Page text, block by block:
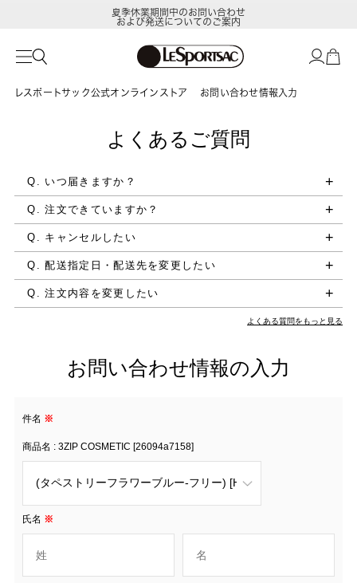
夏季休業期間中のお問い合わせ
および発送についてのご案内
レスポートサック公式オンラインストア お問い合わせ情報入力
よくあるご質問
Q. いつ届きますか？
Q. 注文できていますか？
Q. キャンセルしたい
Q. 配送指定日・配送先を変更したい
Q. 注文内容を変更したい
よくある質問をもっと見る
お問い合わせ情報の入力
件名 ※
商品名 : 3ZIP COSMETIC [26094a7158]
氏名 ※